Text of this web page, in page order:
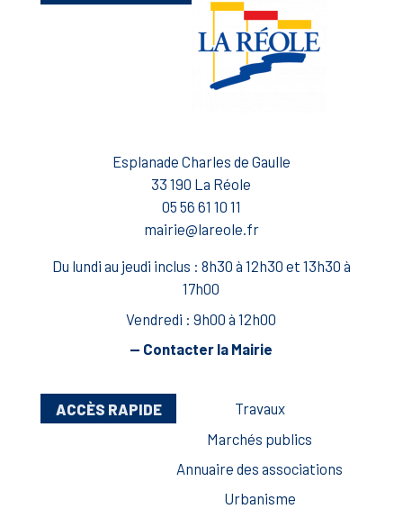
Esplanade Charles de Gaulle
33 190 La Réole
05 56 61 10 11
mairie@lareole.fr
Du lundi au jeudi inclus : 8h30 à 12h30 et 13h30 à
17h00
Vendredi : 9h00 à 12h00
— Contacter la Mairie
ACCÈS RAPIDE
Travaux
Marchés publics
Annuaire des associations
Urbanisme